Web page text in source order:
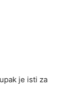
je isti za